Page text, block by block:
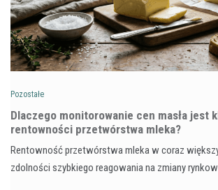
Pozostałe
Dlaczego monitorowanie cen masła jest
rentowności przetwórstwa mleka?
Rentowność przetwórstwa mleka w coraz
zdolności szybkiego reagowania na zmiany